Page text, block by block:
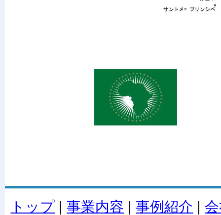
トップ |事業内容 |事例紹介 |